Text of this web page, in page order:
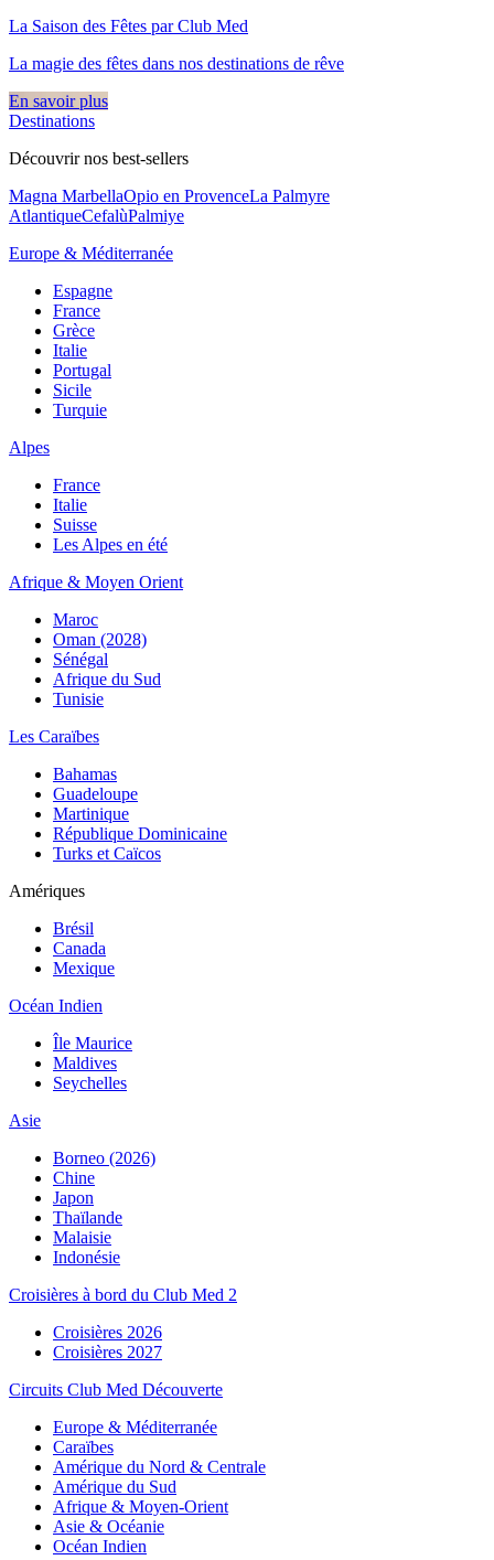
La Saison des Fêtes par Club Med
La magie des fêtes dans nos destinations de rêve​
En savoir plus
Destinations
Découvrir nos best-sellers
Magna MarbellaOpio en ProvenceLa Palmyre
AtlantiqueCefalùPalmiye
Europe & Méditerranée
Espagne
France
Grèce
Italie
Portugal
Sicile
Turquie
Alpes
France
Italie
Suisse
Les Alpes en été
Afrique & Moyen Orient
Maroc
Oman (2028)
Sénégal
Afrique du Sud
Tunisie
Les Caraïbes
Bahamas
Guadeloupe
Martinique
République Dominicaine
Turks et Caïcos
Amériques
Brésil
Canada
Mexique
Océan Indien
Île Maurice
Maldives
Seychelles
Asie
Borneo (2026)
Chine
Japon
Thaïlande
Malaisie
Indonésie
Croisières à bord du Club Med 2
Croisières 2026
Croisières 2027
Circuits Club Med Découverte
Europe & Méditerranée
Caraïbes
Amérique du Nord & Centrale
Amérique du Sud
Afrique & Moyen-Orient
Asie & Océanie
Océan Indien